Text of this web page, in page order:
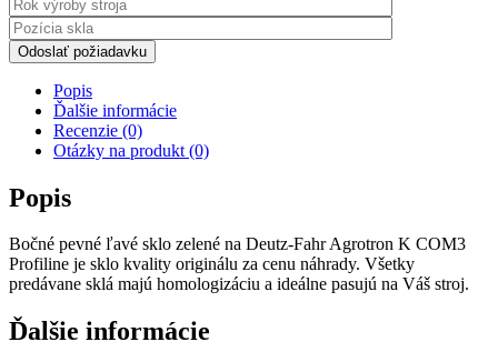
Odoslať požiadavku
Popis
Ďalšie informácie
Recenzie (0)
Otázky na produkt (0)
Popis
Bočné pevné ľavé sklo zelené na Deutz-Fahr Agrotron K COM3
Profiline je sklo kvality originálu za cenu náhrady. Všetky
predávane sklá majú homologizáciu a ideálne pasujú na Váš stroj.
Ďalšie informácie